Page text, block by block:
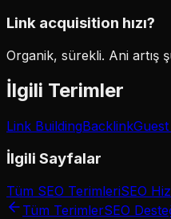
Link acquisition hızı?
Organik, sürekli. Ani artış
İlgili Terimler
Link BuildingBacklink
İlgili Sayfalar
Tüm SEO TerimleriSEO
Tüm TerimlerSEO